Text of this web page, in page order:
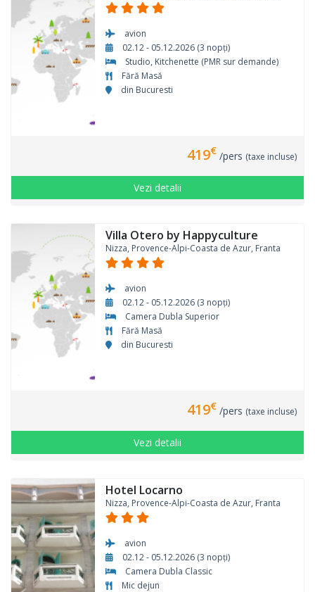
avion
02.12 - 05.12.2026 (3 nopți)
Studio, Kitchenette (PMR sur demande)
Fără Masă
din Bucuresti
419€ /pers (taxe incluse)
Vezi detalii
Villa Otero by Happyculture
Nizza, Provence-Alpi-Coasta de Azur, Franta
avion
02.12 - 05.12.2026 (3 nopți)
Camera Dubla Superior
Fără Masă
din Bucuresti
419€ /pers (taxe incluse)
Vezi detalii
Hotel Locarno
Nizza, Provence-Alpi-Coasta de Azur, Franta
avion
02.12 - 05.12.2026 (3 nopți)
Camera Dubla Classic
Mic dejun